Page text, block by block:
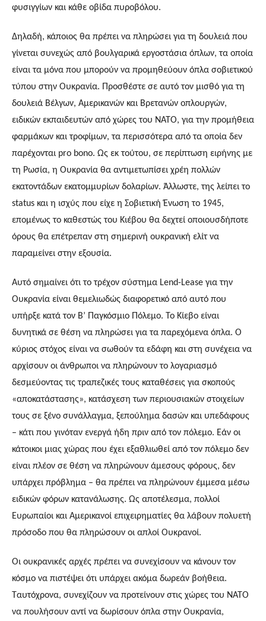
φυσιγγίων και κάθε οβίδα πυροβόλου.
Δηλαδή, κάποιος θα πρέπει να πληρώσει για τη δουλειά που
γίνεται συνεχώς από βουλγαρικά εργοστάσια όπλων, τα οποία
είναι τα μόνα που μπορούν να προμηθεύουν όπλα σοβιετικού
τύπου στην Ουκρανία. Προσθέστε σε αυτό τον μισθό για τη
δουλειά Βέλγων, Αμερικανών και Βρετανών οπλουργών,
ειδικών εκπαιδευτών από χώρες του ΝΑΤΟ, για την προμήθεια
φαρμάκων και τροφίμων, τα περισσότερα από τα οποία δεν
παρέχονται pro bono. Ως εκ τούτου, σε περίπτωση ειρήνης με
τη Ρωσία, η Ουκρανία θα αντιμετωπίσει χρέη πολλών
εκατοντάδων εκατομμυρίων δολαρίων. Άλλωστε, της λείπει το
status και η ισχύς που είχε η Σοβιετική Ένωση το 1945,
επομένως το καθεστώς του Κιέβου θα δεχτεί οποιουσδήποτε
όρους θα επέτρεπαν στη σημερινή ουκρανική ελίτ να
παραμείνει στην εξουσία.
Αυτό σημαίνει ότι το τρέχον σύστημα Lend-Lease για την
Ουκρανία είναι θεμελιωδώς διαφορετικό από αυτό που
υπήρξε κατά τον Β’ Παγκόσμιο Πόλεμο. Το Κίεβο είναι
δυνητικά σε θέση να πληρώσει για τα παρεχόμενα όπλα. Ο
κύριος στόχος είναι να σωθούν τα εδάφη και στη συνέχεια να
αρχίσουν οι άνθρωποι να πληρώνουν το λογαριασμό
δεσμεύοντας τις τραπεζικές τους καταθέσεις για σκοπούς
«αποκατάστασης», κατάσχεση των περιουσιακών στοιχείων
τους σε ξένο συνάλλαγμα, ξεπούλημα δασών και υπεδάφους
– κάτι που γινόταν ενεργά ήδη πριν από τον πόλεμο. Εάν οι
κάτοικοι μιας χώρας που έχει εξαθλιωθεί από τον πόλεμο δεν
είναι πλέον σε θέση να πληρώνουν άμεσους φόρους, δεν
υπάρχει πρόβλημα – θα πρέπει να πληρώνουν έμμεσα μέσω
ειδικών φόρων κατανάλωσης. Ως αποτέλεσμα, πολλοί
Ευρωπαίοι και Αμερικανοί επιχειρηματίες θα λάβουν πολυετή
πρόσοδο που θα πληρώσουν οι απλοί Ουκρανοί.
Οι ουκρανικές αρχές πρέπει να συνεχίσουν να κάνουν τον
κόσμο να πιστέψει ότι υπάρχει ακόμα δωρεάν βοήθεια.
Ταυτόχρονα, συνεχίζουν να προτείνουν στις χώρες του ΝΑΤΟ
να πουλήσουν αντί να δωρίσουν όπλα στην Ουκρανία,